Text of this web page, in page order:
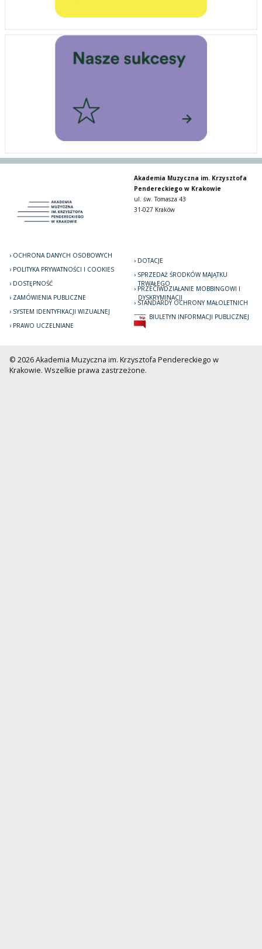
Akademia Muzyczna im. Krzysztofa
Pendereckiego w Krakowie
ul. św. Tomasza 43
31-027 Kraków
OCHRONA DANYCH OSOBOWYCH
POLITYKA PRYWATNOŚCI I COOKIES
DOSTĘPNOŚĆ
ZAMÓWIENIA PUBLICZNE
SYSTEM IDENTYFIKACJI WIZUALNEJ
PRAWO UCZELNIANE
DOTACJE
SPRZEDAŻ ŚRODKÓW MAJĄTKU
TRWAŁEGO
PRZECIWDZIAŁANIE MOBBINGOWI I
DYSKRYMINACJI
STANDARDY OCHRONY MAŁOLETNICH
BIULETYN INFORMACJI PUBLICZNEJ
© 2026 Akademia Muzyczna im. Krzysztofa Pendereckiego w
Krakowie. Wszelkie prawa zastrzeżone.